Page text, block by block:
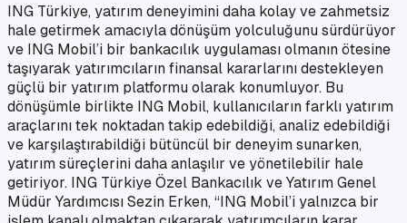
ING Türkiye, yatırım deneyimini daha kolay ve zahmetsiz
hale getirmek amacıyla dönüşüm yolculuğunu sürdürüyor
ve ING Mobil’i bir bankacılık uygulaması olmanın ötesine
taşıyarak yatırımcıların finansal kararlarını destekleyen
güçlü bir yatırım platformu olarak konumluyor. Bu
dönüşümle birlikte ING Mobil, kullanıcıların farklı yatırım
araçlarını tek noktadan takip edebildiği, analiz edebildiği
ve karşılaştırabildiği bütüncül bir deneyim sunarken,
yatırım süreçlerini daha anlaşılır ve yönetilebilir hale
getiriyor. ING Türkiye Özel Bankacılık ve Yatırım Genel
Müdür Yardımcısı Sezin Erken, “ING Mobil’i yalnızca bir